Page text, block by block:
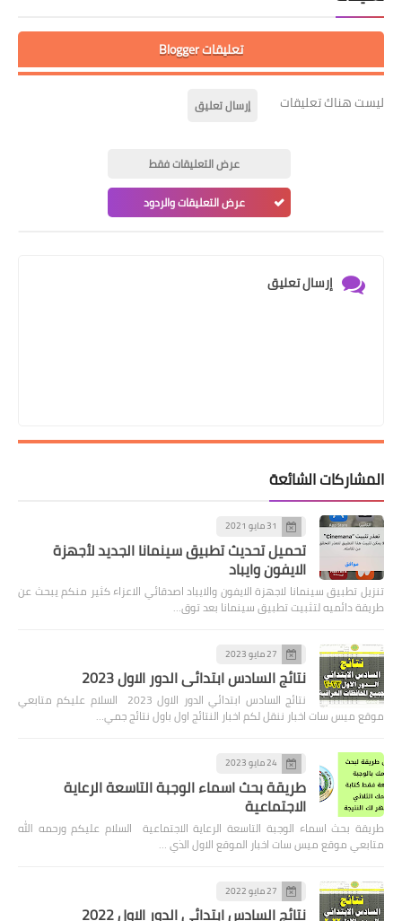
تعليقات Blogger
ليست هناك تعليقات إرسال تعليق
عرض التعليقات فقط
عرض التعليقات والردود
إرسال تعليق
المشاركات الشائعة
31 مايو 2021
تحميل تحديث تطبيق سينمانا الجديد لأجهزة
الايفون وايباد
تنزيل تطبيق سينمانا لاجهزة الايفون والايباد اصدقائي الاعزاء كثير منكم يبحث عن
طريقة دائميه لتثبيت تطبيق سينمانا بعد توق…
27 مايو 2023
نتائج السادس ابتدائي الدور الاول 2023
نتائج السادس ابتدائي الدور الاول 2023 السلام عليكم متابعي
موقع ميس سات اخبار ننقل لكم اخبار النتائج اول باول نتائج جمي…
24 مايو 2023
طريقة بحث اسماء الوجبة التاسعة الرعاية
الاجتماعية
طريقة بحث اسماء الوجبة التاسعة الرعاية الاجتماعية السلام عليكم ورحمه الله
متابعي موقع ميس سات اخبار الموقع الاول الذي …
27 مايو 2022
نتائج السادس ابتدائي الدور الاول 2022